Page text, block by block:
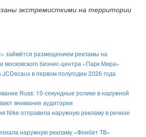
экстремисткими на территории
займётся размещением рекламы на
бизнес-центра «Парк Мира»
JCDecaux в первом полугодии 2026 года
Russ: 10-секундные ролики в наружной
внимание аудитории
Nike отправила наружную рекламу в речное
наружную рекламу «Фонбет ТВ»